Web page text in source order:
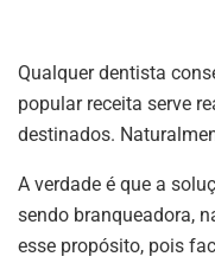
Qualquer dentista
popular receita serve
destinados.
A verdade é que a
sendo branqueadora,
esse propósito, pois